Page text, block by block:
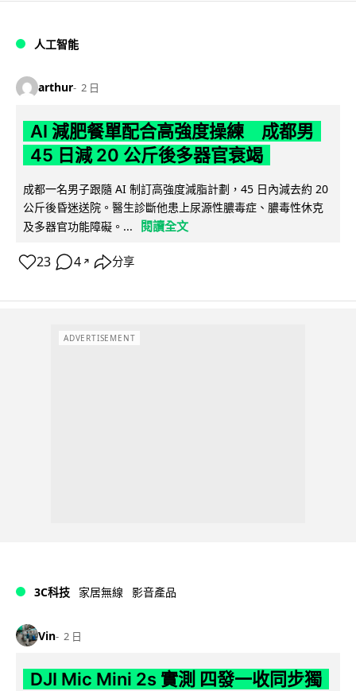
人工智能
arthur 2 日
AI 減肥餐單配合高強度操練 成都男
45 日減 20 公斤後多器官衰竭
成都一名男子跟隨 AI 制訂高強度減脂計劃，45 日內減去約 20
公斤後昏迷送院。醫生診斷他患上尿源性膿毒症、膿毒性休克
及多器官功能障礙。...
閱讀全文
23 4 ↗ 分享
ADVERTISEMENT
3C科技 家居無線 影音產品
Vin 2 日
DJI Mic Mini 2s 實測 四發一收同步獨